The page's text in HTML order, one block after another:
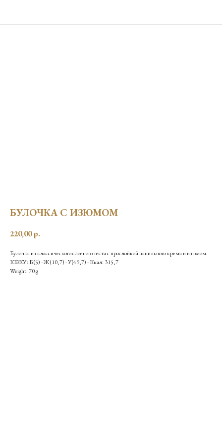
БУЛОЧКА С ИЗЮМОМ
220,00р.
Булочка из классического слоеного теста с прослойкой ванильного крема и изюмом.
КБЖУ: Б (5) - Ж (10,7) - У(49,7) - Ккал: 315,7
Weight: 70 g